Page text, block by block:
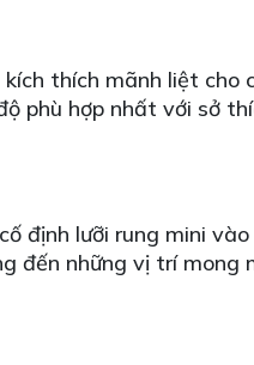
thích mãnh liệt cho
phù hợp nhất với sở
định lưỡi rung mini
đến những vị trí mong